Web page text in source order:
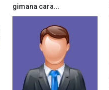
gimana cara...